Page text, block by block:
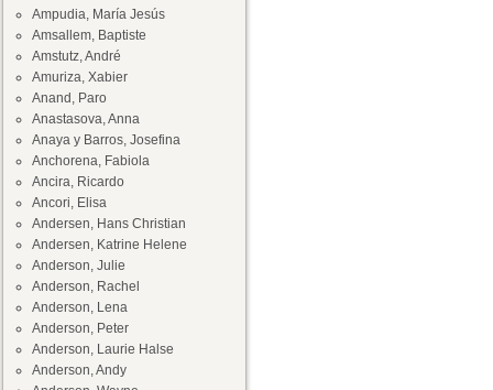
Ampudia, María Jesús
Amsallem, Baptiste
Amstutz, André
Amuriza, Xabier
Anand, Paro
Anastasova, Anna
Anaya y Barros, Josefina
Anchorena, Fabiola
Ancira, Ricardo
Ancori, Elisa
Andersen, Hans Christian
Andersen, Katrine Helene
Anderson, Julie
Anderson, Rachel
Anderson, Lena
Anderson, Peter
Anderson, Laurie Halse
Anderson, Andy